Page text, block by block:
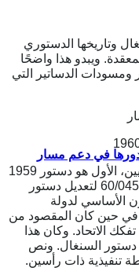
ودورها في دعم مسار
وتاريخها الدستوري
ويبدو هذا واضحًا
ومسودات الدساتير التي
تميزت تلك الفترة بصياغة دستورين أساسيين، الأول هو دستور 1959
والثاني هو الذي سُن بموجب القانون رقم 60/045 لتعديل دستور
القانون الأساسي لدولة
في حين كان المقصود من
بعد تفكك الاتحاد. وكان هذا
دستور السنغال. ونص
تنفيذية ذات رأسين.